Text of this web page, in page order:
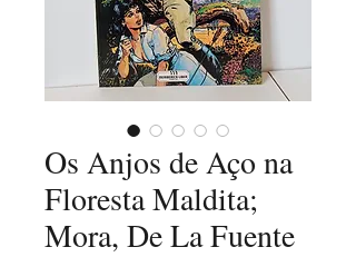
Os Anjos de Aço na
Floresta Maldita;
Mora, De La Fuente